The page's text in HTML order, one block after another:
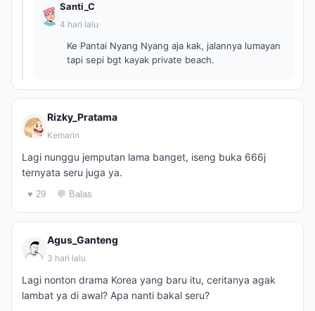
Santi_C
4 hari lalu
Ke Pantai Nyang Nyang aja kak, jalannya lumayan
tapi sepi bgt kayak private beach.
Rizky_Pratama
Kemarin
Lagi nunggu jemputan lama banget, iseng buka 666j
ternyata seru juga ya.
♥ 29 💬 Balas
Agus_Ganteng
3 hari lalu
Lagi nonton drama Korea yang baru itu, ceritanya agak
lambat ya di awal? Apa nanti bakal seru?